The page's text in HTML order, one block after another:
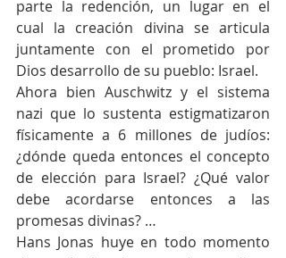
parte la redención, un lugar en el
cual la creación divina se articula
juntamente con el prometido por
Dios desarrollo de su pueblo: Israel.
Ahora bien Auschwitz y el sistema
nazi que lo sustenta estigmatizaron
físicamente a 6 millones de judíos:
¿dónde queda entonces el concepto
de elección para Israel? ¿Qué valor
debe acordarse entonces a las
promesas divinas? …
Hans Jonas huye en todo momento